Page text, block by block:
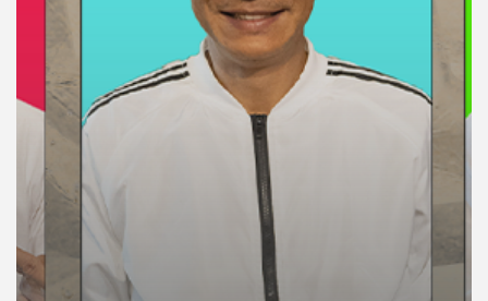
เกี่ยว
เครือ
ข่าย
วิทยุ